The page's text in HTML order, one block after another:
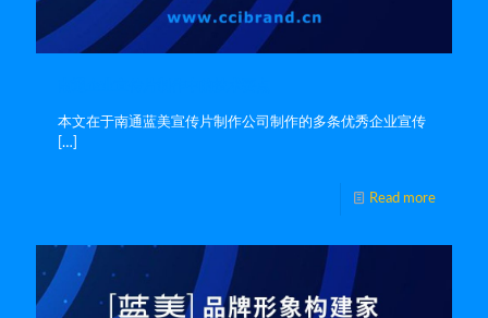
本文在于南通蓝美宣传片制作公司制作的多条优秀企业宣传
[…]
Read more